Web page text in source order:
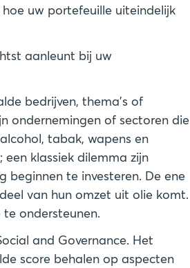
uw portefeuille uiteindelijk
aanleunt bij uw
bedrijven, thema’s of
ondernemingen of sectoren die
tabak, wapens en
klassiek dilemma zijn
beginnen te investeren. De ene
van hun omzet uit olie komt.
and Governance. Het
score behalen op aspecten